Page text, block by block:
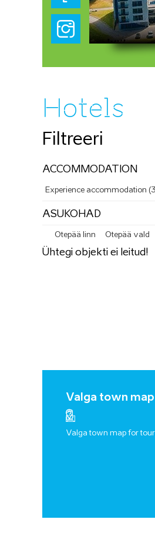
Hotels
Filtreeri
ACCOMMODATION
Experience accommodation
ASUKOHAD
Otepää linn Otepää vald
Ühtegi objekti ei leitud!
Valga town
Valga town map for